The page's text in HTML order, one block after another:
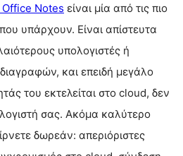
Office Notes είναι μία από τις πιο
υπάρχουν. Είναι απίστευτα
υπολογιστές ή
και επειδή μεγάλο
του εκτελείται στο cloud, δεν
σας. Ακόμα καλύτερο
δωρεάν: απεριόριστες